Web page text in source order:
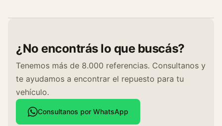
¿No encontrás lo que buscás?
Tenemos más de 8.000 referencias. Consultanos y
te ayudamos a encontrar el repuesto para tu
vehículo.
Consultanos por WhatsApp